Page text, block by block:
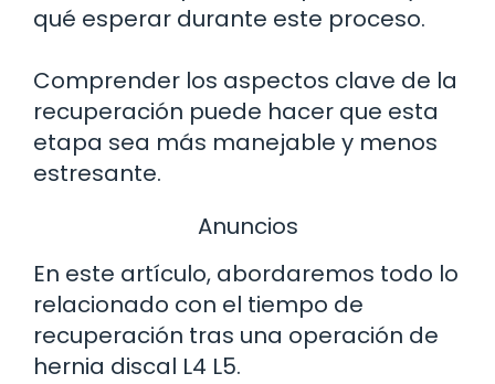
qué esperar durante este proceso.
Comprender los aspectos clave de la
recuperación puede hacer que esta
etapa sea más manejable y menos
estresante.
Anuncios
En este artículo, abordaremos todo lo
relacionado con el tiempo de
recuperación tras una operación de
hernia discal L4 L5.